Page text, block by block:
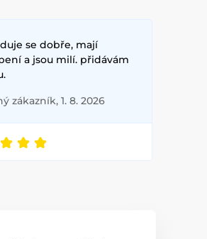
se dobře, mají
a jsou milí. přidávám
zákazník, 1. 8. 2026